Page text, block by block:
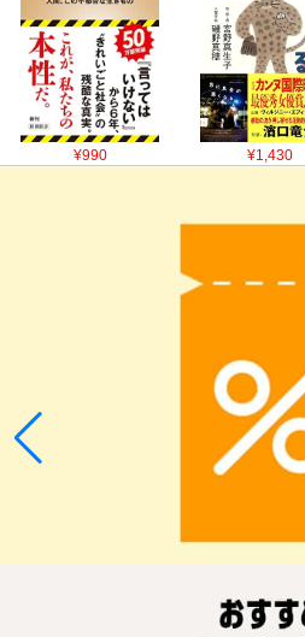
¥990 ¥1,430